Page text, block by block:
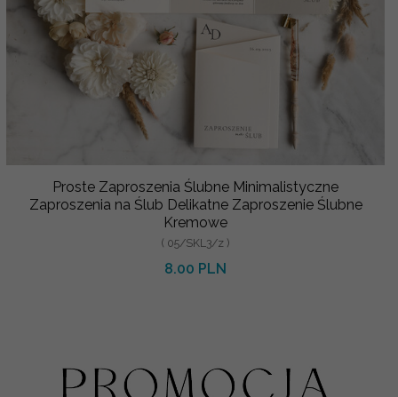
Proste Zaproszenia Ślubne Minimalistyczne
Zaproszenia na Ślub Delikatne Zaproszenie Ślubne
Kremowe
( 05/SKL3/z )
8.00 PLN